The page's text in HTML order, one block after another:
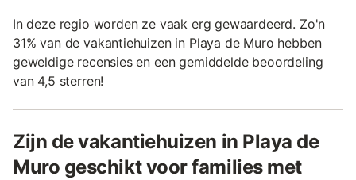
In deze regio worden ze vaak erg gewaardeerd. Zo'n
31% van de vakantiehuizen in Playa de Muro hebben
geweldige recensies en een gemiddelde beoordeling
van 4,5 sterren!
Zijn de vakantiehuizen in Playa de
Muro geschikt voor families met